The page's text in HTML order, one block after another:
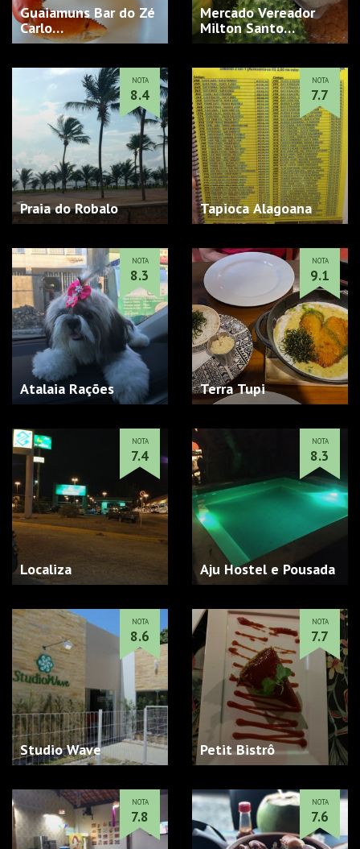
Guaiamuns Bar do Zé
Carlo…
Mercado Vereador
Milton Santo…
Praia do Robalo
NOTA
8.4
Tapioca Alagoana
NOTA
7.7
Atalaia Rações
NOTA
8.3
Terra Tupi
NOTA
9.1
Localiza
NOTA
7.4
Aju Hostel e Pousada
NOTA
8.3
Studio Wave
NOTA
8.6
Petit Bistrô
NOTA
7.7
NOTA
7.8
NOTA
7.6